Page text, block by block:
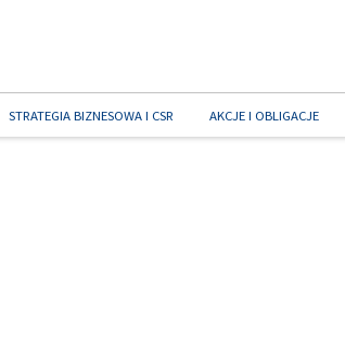
STRATEGIA BIZNESOWA I CSR AKCJE I OBLIGACJE